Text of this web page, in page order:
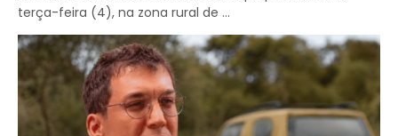
terça-feira (4), na zona rural de ...